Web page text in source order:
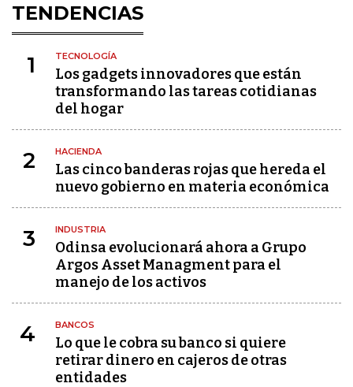
TENDENCIAS
1 TECNOLOGÍA
Los gadgets innovadores que están
transformando las tareas cotidianas
del hogar
2 HACIENDA
Las cinco banderas rojas que hereda el
nuevo gobierno en materia económica
3 INDUSTRIA
Odinsa evolucionará ahora a Grupo
Argos Asset Managment para el
manejo de los activos
4 BANCOS
Lo que le cobra su banco si quiere
retirar dinero en cajeros de otras
entidades